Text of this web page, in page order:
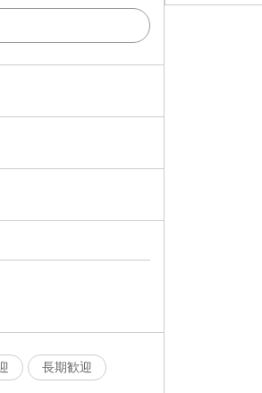
長期歓迎